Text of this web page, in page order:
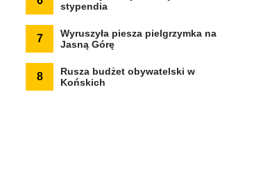
stypendia
7
Wyruszyła piesza pielgrzymka na
Jasną Górę
8
Rusza budżet obywatelski w
Końskich